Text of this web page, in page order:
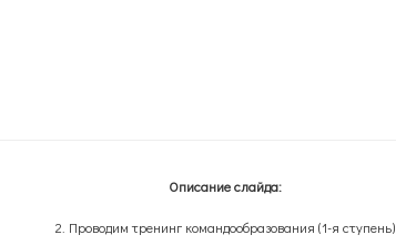
Описание слайда:
2. Проводим тренинг командообразования (1-я ступень)